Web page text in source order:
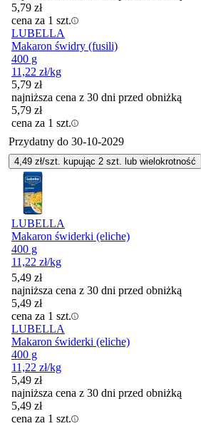
5,79 zł
cena za 1 szt.
LUBELLA
Makaron świdry (fusili)
400 g
11,22 zł/kg
5,79 zł
najniższa cena z 30 dni przed obniżką
5,79 zł
cena za 1 szt.
Przydatny do 30-10-2029
4,49 zł/szt. kupując 2 szt. lub wielokrotność
LUBELLA
Makaron świderki (eliche)
400 g
11,22 zł/kg
5,49 zł
najniższa cena z 30 dni przed obniżką
5,49 zł
cena za 1 szt.
LUBELLA
Makaron świderki (eliche)
400 g
11,22 zł/kg
5,49 zł
najniższa cena z 30 dni przed obniżką
5,49 zł
cena za 1 szt.